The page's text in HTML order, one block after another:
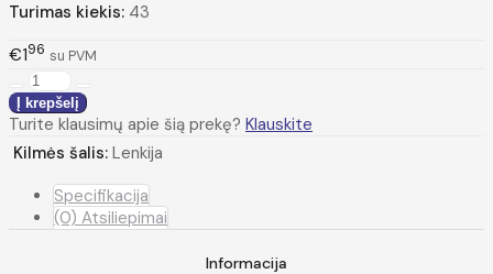
Turimas kiekis: 43
€196 su PVM
Turite klausimų apie šią prekę? Klauskite
Kilmės šalis: Lenkija
Specifikacija
(0) Atsiliepimai
Informacija